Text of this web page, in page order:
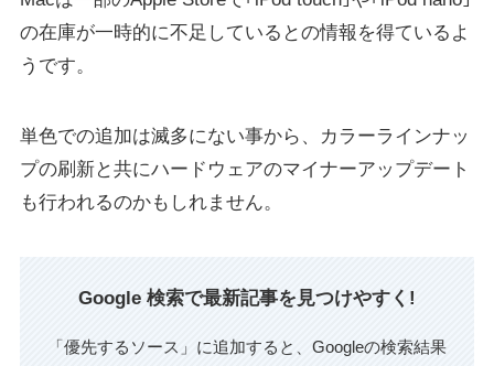
の在庫が一時的に不足しているとの情報を得ているよ
うです。
単色での追加は滅多にない事から、カラーラインナッ
プの刷新と共にハードウェアのマイナーアップデート
も行われるのかもしれません。
Google 検索で最新記事を見つけやすく!
「優先するソース」に追加すると、Googleの検索結果